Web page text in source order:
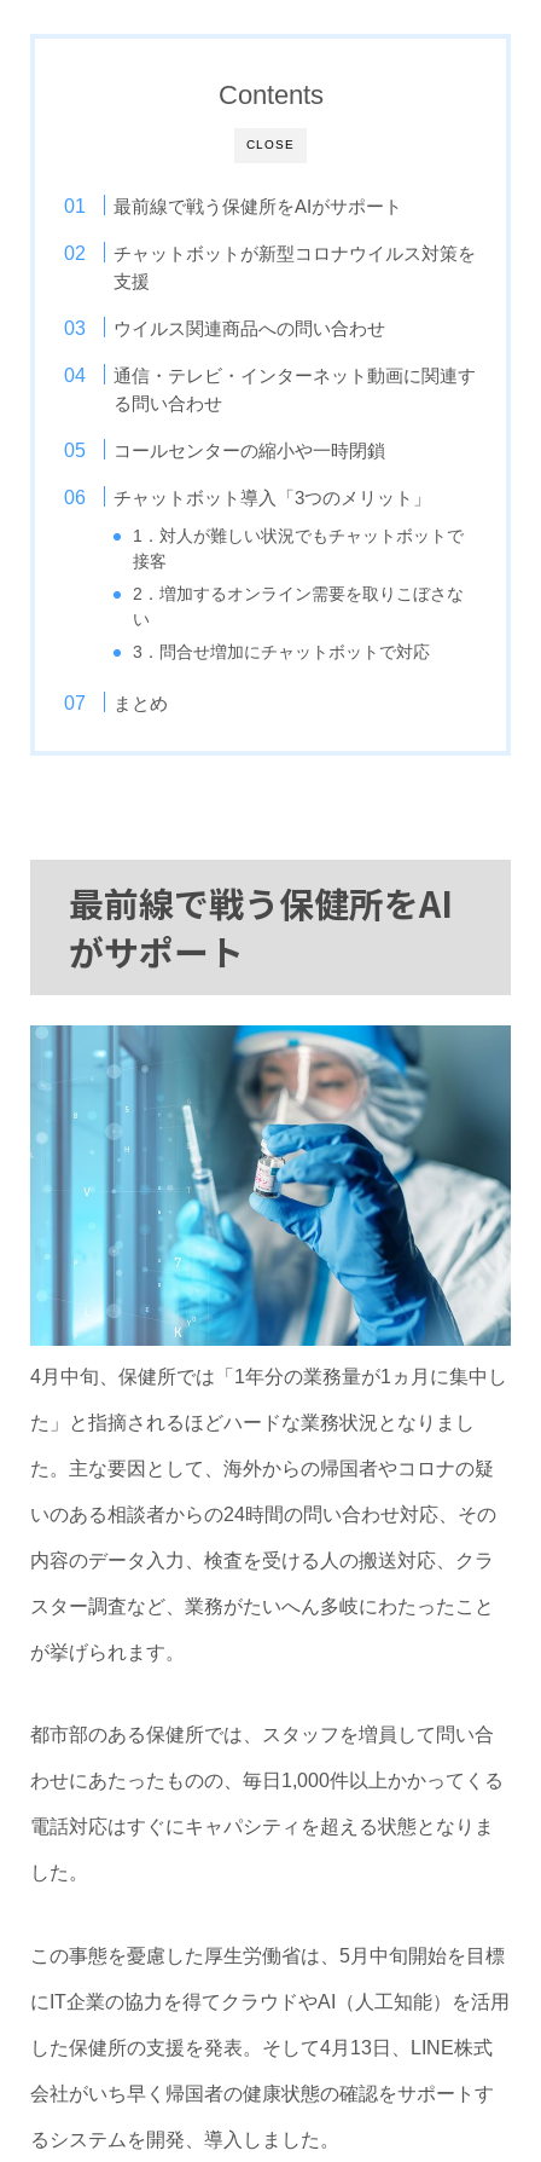
CLOSE
Contents
最前線で戦う保健所をAIがサポート
チャットボットが新型コロナウイルス対策を
支援
ウイルス関連商品への問い合わせ
通信・テレビ・インターネット動画に関連す
る問い合わせ
コールセンターの縮小や一時閉鎖
チャットボット導入「3つのメリット」
1．対人が難しい状況でもチャットボットで
接客
2．増加するオンライン需要を取りこぼさな
い
3．問合せ増加にチャットボットで対応
まとめ
最前線で戦う保健所をAI
がサポート
4月中旬、保健所では「1年分の業務量が1ヵ月に集中し
た」と指摘されるほどハードな業務状況となりまし
た。主な要因として、海外からの帰国者やコロナの疑
いのある相談者からの24時間の問い合わせ対応、その
内容のデータ入力、検査を受ける人の搬送対応、クラ
スター調査など、業務がたいへん多岐にわたったこと
が挙げられます。
都市部のある保健所では、スタッフを増員して問い合
わせにあたったものの、毎日1,000件以上かかってくる
電話対応はすぐにキャパシティを超える状態となりま
した。
この事態を憂慮した厚生労働省は、5月中旬開始を目標
にIT企業の協力を得てクラウドやAI（人工知能）を活用
した保健所の支援を発表。そして4月13日、LINE株式
会社がいち早く帰国者の健康状態の確認をサポートす
るシステムを開発、導入しました。